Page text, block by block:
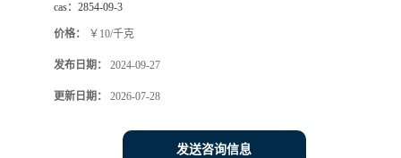
cas： 2854-09-3
价格： ￥10/千克
发布日期： 2024-09-27
更新日期： 2026-07-28
发送咨询信息